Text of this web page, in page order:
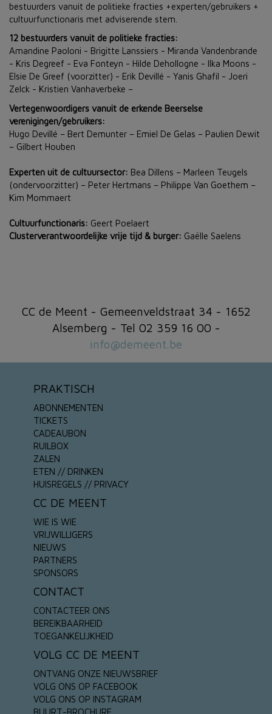
bestuurders vanuit de politieke fracties +experten/gebruikers +
cultuurfunctionaris met adviserende stem.
12 bestuurders vanuit de politieke fracties:
Amandine Paoloni - Brigitte Lanssiers - Miranda Vandenbrande
- Kris Degreef - Eva Fonteyn - Hilde Dehollogne - Ilka Moons -
Elsie De Greef (voorzitter) - Erik Devillé - Yanis Ghafil - Joeri
Zelck - Kristien Vanhaverbeke –
Vertegenwoordigers vanuit de erkende Beerselse
verenigingen/gebruikers:
Hugo Devillé – Bert Demunter – Emiel De Gelas – Paulien Dewit
– Gilbert Houben
Experten uit de cultuursector: Bea Dillens – Marleen Teugels
(ondervoorzitter) – Peter Hertmans – Philippe Van Goethem –
Kim Mommaert
Cultuurfunctionaris: Geert Poelaert
Clusterverantwoordelijke vrije tijd & burger: Gaëlle Saelens
CC de Meent - Gemeenveldstraat 34 - 1652
Alsemberg - Tel 02 359 16 00 -
info@demeent.be
PRAKTISCH
ABONNEMENTEN
TICKETS
CADEAUBON
RUILBOX
ZALEN
ETEN // DRINKEN
HUISREGELS // PRIVACY
CC DE MEENT
WIE IS WIE
VRIJWILLIGERS
NIEUWS
PARTNERS
SPONSORS
CONTACT
CONTACTEER ONS
BEREIKBAARHEID
TOEGANKELIJKHEID
VOLG CC DE MEENT
ONTVANG ONZE NIEUWSBRIEF
VOLG ONS OP FACEBOOK
VOLG ONS OP INSTAGRAM
BUURT-BROCHURE